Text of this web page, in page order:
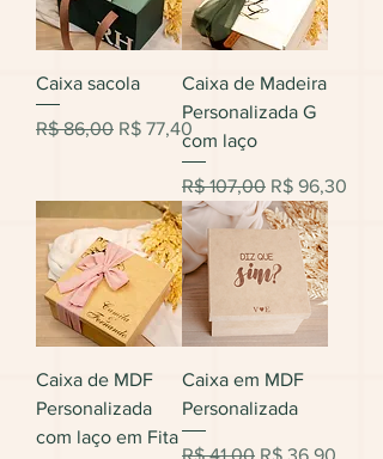
Caixa sacola
Preço normal
R$ 86,00 Preço promocional
R$ 77,40
Caixa de Madeira
Personalizada G
com laço
Preço normal
R$ 107,00 Preço
R$ 96,30
Caixa de MDF
Personalizada
com laço em Fita
Caixa em MDF
Personalizada
Preço normal
Preço